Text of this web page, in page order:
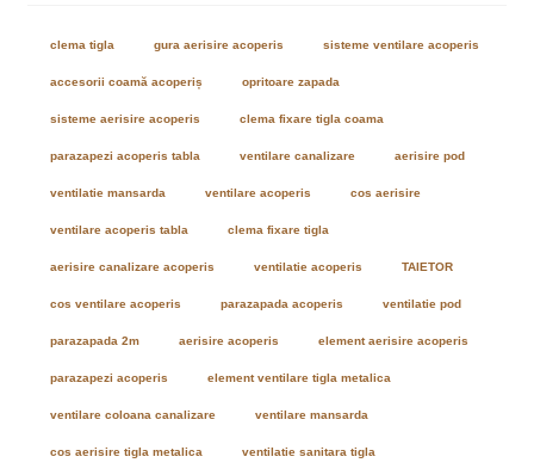
clema tigla gura aerisire acoperis sisteme ventilare acoperis
accesorii coamă acoperiș opritoare zapada
sisteme aerisire acoperis clema fixare tigla coama
parazapezi acoperis tabla ventilare canalizare aerisire pod
ventilatie mansarda ventilare acoperis cos aerisire
ventilare acoperis tabla clema fixare tigla
aerisire canalizare acoperis ventilatie acoperis TAIETOR
cos ventilare acoperis parazapada acoperis ventilatie pod
parazapada 2m aerisire acoperis element aerisire acoperis
parazapezi acoperis element ventilare tigla metalica
ventilare coloana canalizare ventilare mansarda
cos aerisire tigla metalica ventilatie sanitara tigla